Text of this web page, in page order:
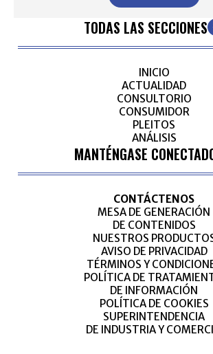
TODAS LAS SECCIONES
INICIO
ACTUALIDAD
CONSULTORIO
CONSUMIDOR
PLEITOS
ANÁLISIS
MANTÉNGASE
CONTÁCTENOS
MESA DE GENERACIÓN
DE CONTENIDOS
NUESTROS
AVISO DE PRIVACIDAD
TÉRMINOS Y
POLÍTICA DE
DE INFORMACIÓN
POLÍTICA DE COOKIES
SUPERINTENDENCIA
DE INDUSTRIA Y